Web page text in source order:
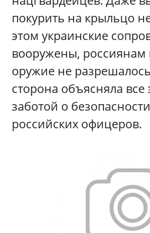
покурить на крыльцо
этом украинские
вооружены, россиянам
оружие не
сторона объясняла все
заботой о
российских офицеров.